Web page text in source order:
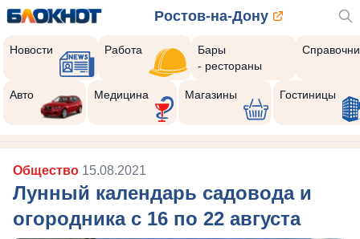
Ростов-на-Дону
Новости Работа
Бары
- рестораны
Авто Медицина Магазины Гостиницы
Общество 15.08.2021
Лунный календарь садовода и
огородника с 16 по 22 августа